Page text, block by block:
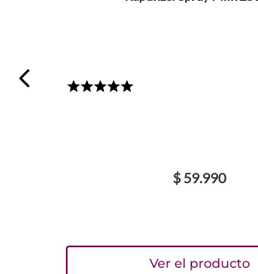
$ 59.990